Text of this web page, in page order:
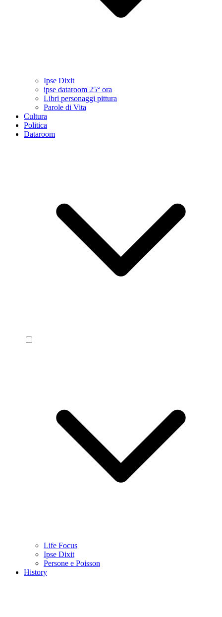
Ipse Dixit
ipse dataroom 25° ora
Libri personaggi pittura
Parole di Vita
Cultura
Politica
Dataroom
Life Focus
Ipse Dixit
Persone e Poisson
History